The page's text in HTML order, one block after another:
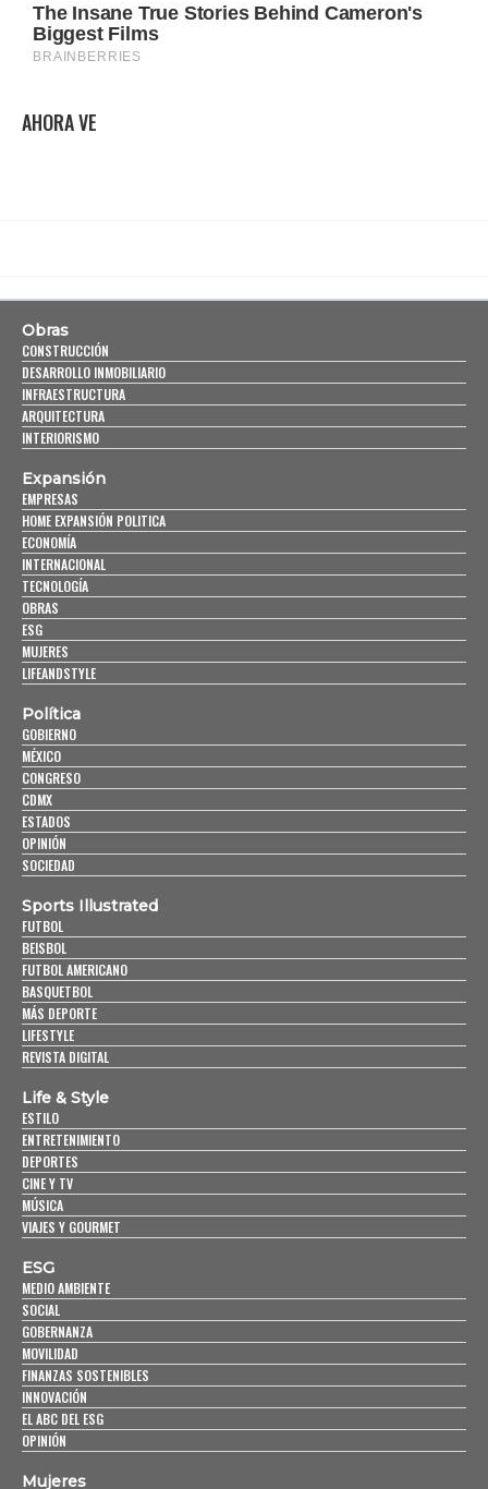
AHORA VE
Obras
CONSTRUCCIÓN
DESARROLLO INMOBILIARIO
INFRAESTRUCTURA
ARQUITECTURA
INTERIORISMO
Expansión
EMPRESAS
HOME EXPANSIÓN POLITICA
ECONOMÍA
INTERNACIONAL
TECNOLOGÍA
OBRAS
ESG
MUJERES
LIFEANDSTYLE
Política
GOBIERNO
MÉXICO
CONGRESO
CDMX
ESTADOS
OPINIÓN
SOCIEDAD
Sports Illustrated
FUTBOL
BEISBOL
FUTBOL AMERICANO
BASQUETBOL
MÁS DEPORTE
LIFESTYLE
REVISTA DIGITAL
Life & Style
ESTILO
ENTRETENIMIENTO
DEPORTES
CINE Y TV
MÚSICA
VIAJES Y GOURMET
ESG
MEDIO AMBIENTE
SOCIAL
GOBERNANZA
MOVILIDAD
FINANZAS SOSTENIBLES
INNOVACIÓN
EL ABC DEL ESG
OPINIÓN
Mujeres